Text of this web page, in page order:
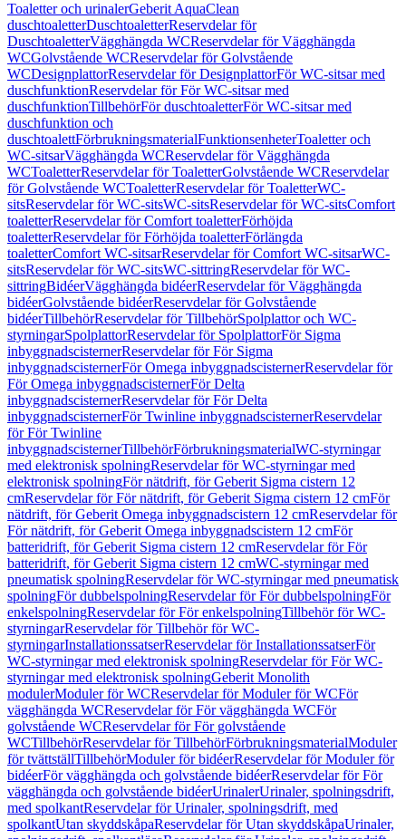
Toaletter och urinalerGeberit AquaClean
duschtoaletterDuschtoaletterReservdelar för
DuschtoaletterVägghängda WCReservdelar för Vägghängda
WCGolvstående WCReservdelar för Golvstående
WCDesignplattorReservdelar för DesignplattorFör WC-sitsar med
duschfunktionReservdelar för För WC-sitsar med
duschfunktionTillbehörFör duschtoaletterFör WC-sitsar med
duschfunktion och
duschtoalettFörbrukningsmaterialFunktionsenheterToaletter och
WC-sitsarVägghängda WCReservdelar för Vägghängda
WCToaletterReservdelar för ToaletterGolvstående WCReservdelar
för Golvstående WCToaletterReservdelar för ToaletterWC-
sitsReservdelar för WC-sitsWC-sitsReservdelar för WC-sitsComfort
toaletterReservdelar för Comfort toaletterFörhöjda
toaletterReservdelar för Förhöjda toaletterFörlängda
toaletterComfort WC-sitsarReservdelar för Comfort WC-sitsarWC-
sitsReservdelar för WC-sitsWC-sittringReservdelar för WC-
sittringBidéerVägghängda bidéerReservdelar för Vägghängda
bidéerGolvstående bidéerReservdelar för Golvstående
bidéerTillbehörReservdelar för TillbehörSpolplattor och WC-
styrningarSpolplattorReservdelar för SpolplattorFör Sigma
inbyggnadscisternerReservdelar för För Sigma
inbyggnadscisternerFör Omega inbyggnadscisternerReservdelar för
För Omega inbyggnadscisternerFör Delta
inbyggnadscisternerReservdelar för För Delta
inbyggnadscisternerFör Twinline inbyggnadscisternerReservdelar
för För Twinline
inbyggnadscisternerTillbehörFörbrukningsmaterialWC-styrningar
med elektronisk spolningReservdelar för WC-styrningar med
elektronisk spolningFör nätdrift, för Geberit Sigma cistern 12
cmReservdelar för För nätdrift, för Geberit Sigma cistern 12 cmFör
nätdrift, för Geberit Omega inbyggnadscistern 12 cmReservdelar för
För nätdrift, för Geberit Omega inbyggnadscistern 12 cmFör
batteridrift, för Geberit Sigma cistern 12 cmReservdelar för För
batteridrift, för Geberit Sigma cistern 12 cmWC-styrningar med
pneumatisk spolningReservdelar för WC-styrningar med pneumatisk
spolningFör dubbelspolningReservdelar för För dubbelspolningFör
enkelspolningReservdelar för För enkelspolningTillbehör för WC-
styrningarReservdelar för Tillbehör för WC-
styrningarInstallationssatserReservdelar för InstallationssatserFör
WC-styrningar med elektronisk spolningReservdelar för För WC-
styrningar med elektronisk spolningGeberit Monolith
modulerModuler för WCReservdelar för Moduler för WCFör
vägghängda WCReservdelar för För vägghängda WCFör
golvstående WCReservdelar för För golvstående
WCTillbehörReservdelar för TillbehörFörbrukningsmaterialModuler
för tvättställTillbehörModuler för bidéerReservdelar för Moduler för
bidéerFör vägghängda och golvstående bidéerReservdelar för För
vägghängda och golvstående bidéerUrinalerUrinaler, spolningsdrift,
med spolkantReservdelar för Urinaler, spolningsdrift, med
spolkantUtan skyddskåpaReservdelar för Utan skyddskåpaUrinaler,